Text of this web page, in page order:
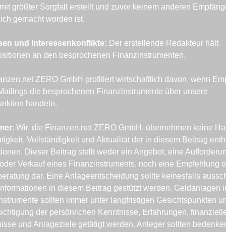
größter Sorgfalt erstellt und zuvor keinem anderen
gemacht worden ist.
und Interessenkonflikte: Der erstellende Redakteur hält
an den besprochenen Finanzinstrumenten.
ZERO GmbH profitiert wirtschaftlich davon, wenn
die besprochenen Finanzinstrumente über unsere
handeln.
: Wir, die Finanzen.net ZERO GmbH, übernehmen keine
Vollständigkeit und Aktualität der in diesem Beitrag
Dieser Beitrag stellt weder ein Angebot, eine
Verkauf eines Finanzinstruments, noch eine Empfehlung
dar. Eine Anlageentscheidung sollte keinesfalls
in diesem Beitrag gestützt werden. Geldanlagen
sollten immer unter langfristigen Gesichtspunkten
der persönlichen Kenntnisse, Erfahrungen,
und Anlageziele getätigt werden. Anleger sollten